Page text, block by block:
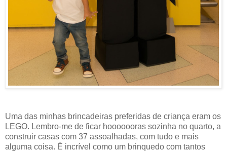
Uma das minhas brincadeiras preferidas de criança eram os
LEGO. Lembro-me de ficar hooooooras sozinha no quarto, a
construir casas com 37 assoalhadas, com tudo e mais
alguma coisa. É incrível como um brinquedo com tantos